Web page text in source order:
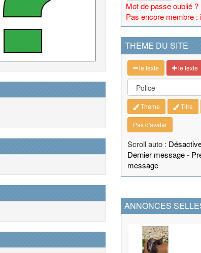
Mot de passe oublié ?
Pas encore membre :
THEME DU SITE
le texte le texte
Theme Titre
Pas d'avatar
Scroll auto :
Dernier message-
message
ANNONCES